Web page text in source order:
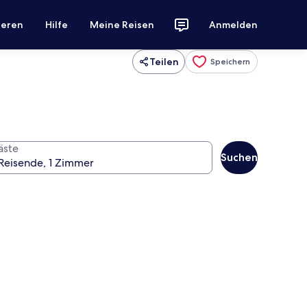
Hilfe Meine Reisen Anmelden
Teilen Speichern
Suchen